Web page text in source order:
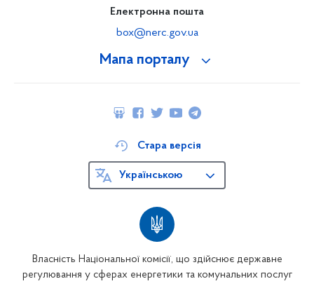
Мапа порталу
Електронна пошта
box@nerc.gov.ua
Власність Національної комісії, що здійснює державне
регулювання у сферах енергетики та комунальних послуг
Стара версія
Українською